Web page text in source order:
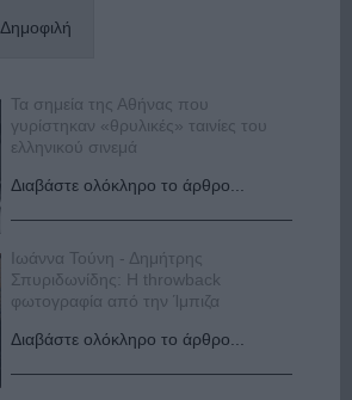
Δημοφιλή
Τα σημεία της Αθήνας που
γυρίστηκαν «θρυλικές» ταινίες του
ελληνικού σινεμά
Διαβάστε ολόκληρο το άρθρο...
Ιωάννα Τούνη - Δημήτρης
Σπυριδωνίδης: Η throwback
φωτογραφία από την Ίμπιζα
Διαβάστε ολόκληρο το άρθρο...